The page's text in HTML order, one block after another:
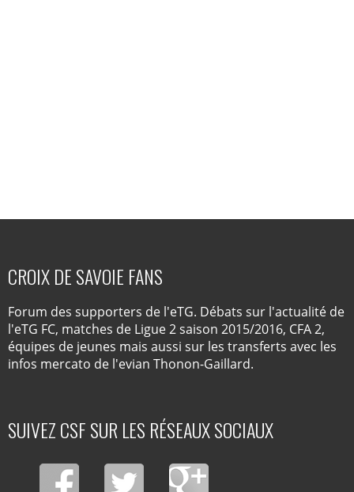
CROIX DE SAVOIE FANS
Forum des supporters de l'eTG. Débats sur l'actualité de
l'eTG FC, matches de Ligue 2 saison 2015/2016, CFA 2,
équipes de jeunes mais aussi sur les transferts avec les
infos mercato de l'evian Thonon-Gaillard.
SUIVEZ CSF SUR LES RÉSEAUX SOCIAUX